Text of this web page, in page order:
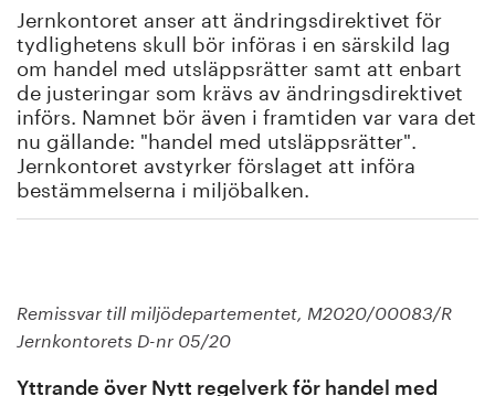
Energi/miljö
Vi tycker
Publicerat
Bildbank
Jernkontoret anser att ändringsdirektivet för
tydlighetens skull bör införas i en särskild lag
om handel med utsläppsrätter samt att enbart
de justeringar som krävs av ändringsdirektivet
införs. Namnet bör även i framtiden var vara det
nu gällande: "handel med utsläppsrätter".
Jernkontoret avstyrker förslaget att införa
bestämmelserna i miljöbalken.
Remissvar till miljödepartementet, M2020/00083/R
Jernkontorets D-nr 05/20
Yttrande över Nytt regelverk för handel med